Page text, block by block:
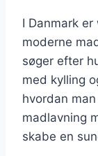
I Danmark
moderne
søger efter
med kylling
hvordan
madlavning
skabe en